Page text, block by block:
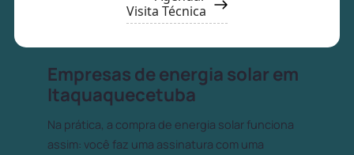
Visita Técnica
Empresas de energia solar em
Itaquaquecetuba
Na prática, a compra de energia solar funciona
assim: você faz uma assinatura com uma